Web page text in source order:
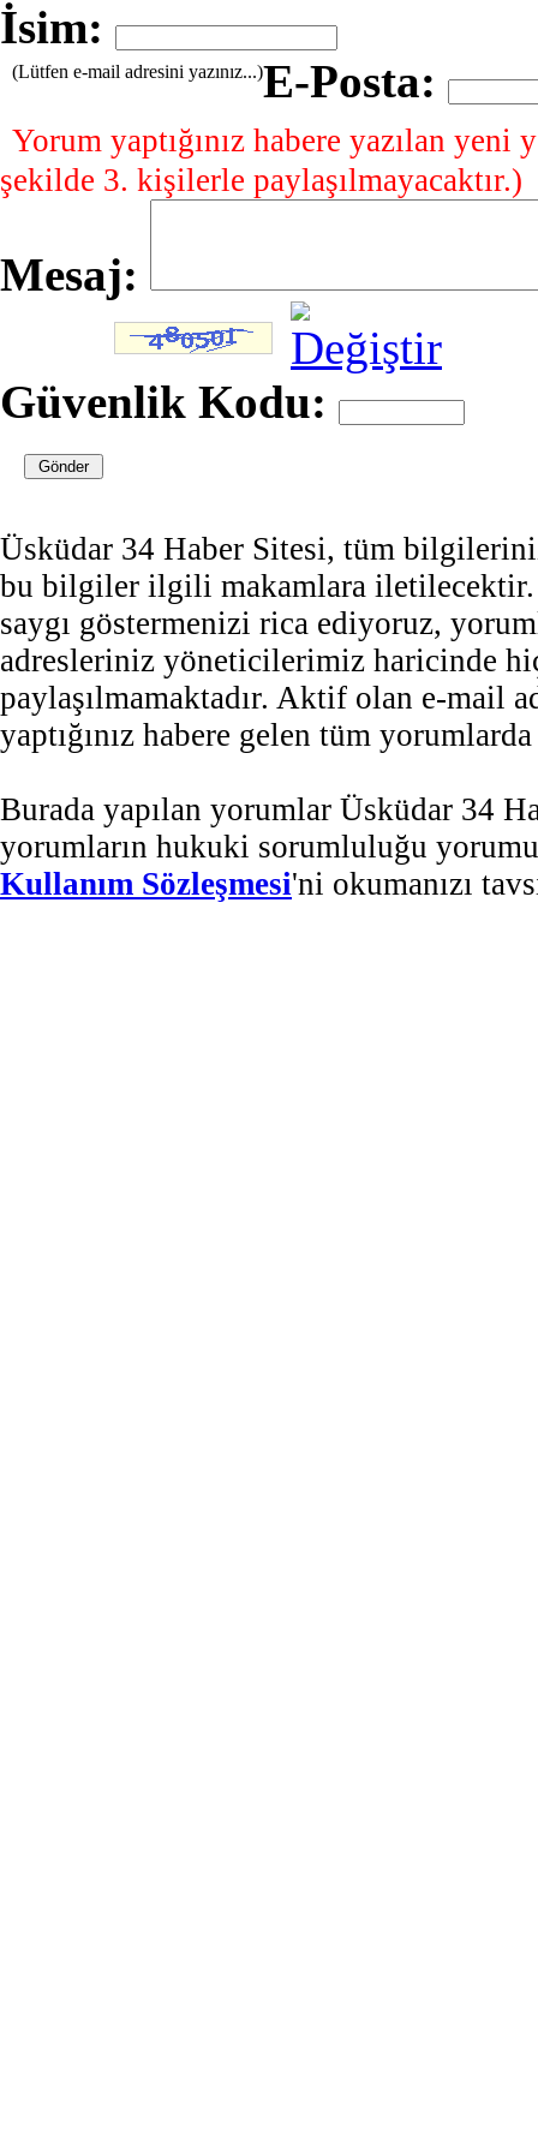
İsim:
E-Posta:
(Lütfen e-mail adresini yazınız...)
Yorum yaptığınız habere yazılan
şekilde 3. kişilerle paylaşılmayacaktır.)
Mesaj:
Güvenlik Kodu:
Üsküdar 34 Haber Sitesi, tüm
bu bilgiler ilgili makamlara iletilecektir.
saygı göstermenizi rica ediyoruz,
adresleriniz yöneticilerimiz haricinde
paylaşılmamaktadır. Aktif olan e-mail
yaptığınız habere gelen tüm
Burada yapılan yorumlar Üsküdar 34
yorumların hukuki sorumluluğu
Kullanım Sözleşmesi'ni okumanızı